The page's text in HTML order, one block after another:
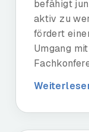
befähigt
aktiv zu
fördert
Umgang